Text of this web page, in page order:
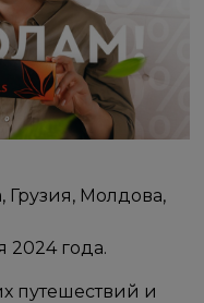
Грузия, Молдова,
2024 года.
путешествий и